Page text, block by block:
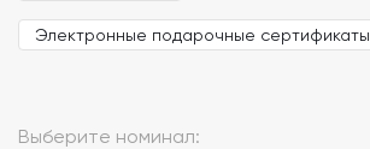
Электронные подарочные сертификаты
Выберите номинал: